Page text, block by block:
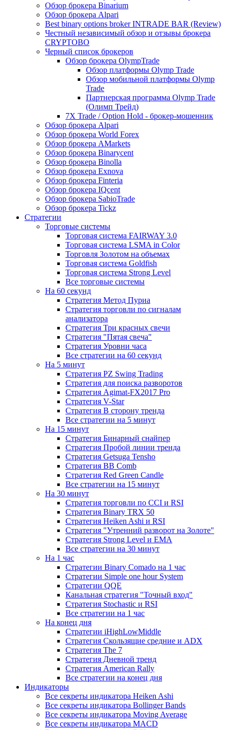
Обзор брокера Binarium
Обзор брокера Alpari
Best binary options broker INTRADE BAR (Review)
Честный независимый обзор и отзывы брокера
CRYPTOBO
Черный список брокеров
Обзор брокера OlympTrade
Обзор платформы Olymp Trade
Обзор мобильной платформы Olymp
Trade
Партнерская программа Olymp Trade
(Олимп Трейд)
7X Trade / Option Hold - брокер-мошенник
Обзор брокера Alpari
Обзор брокера World Forex
Обзор брокера AMarkets
Обзор брокера Binarycent
Обзор брокера Binolla
Обзор брокера Exnova
Обзор брокера Finteria
Обзор брокера IQcent
Обзор брокера SabioTrade
Обзор брокера Tickz
Стратегии
Торговые системы
Торговая система FAIRWAY 3.0
Торговая система LSMA in Color
Торговля Золотом на объемах
Торговая система Goldfish
Торговая система Strong Level
Все торговые системы
На 60 секунд
Стратегия Метод Пуриа
Стратегия торговли по сигналам
анализатора
Стратегия Три красных свечи
Стратегия "Пятая свеча"
Стратегия Уровни часа
Все стратегии на 60 секунд
На 5 минут
Стратегия PZ Swing Trading
Стратегия для поиска разворотов
Стратегия Agimat-FX2017 Pro
Стратегия V-Star
Стратегия В сторону тренда
Все стратегии на 5 минут
На 15 минут
Стратегия Бинарный снайпер
Стратегия Пробой линии тренда
Стратегия Getsuga Tensho
Стратегия ВВ Comb
Стратегия Red Green Candle
Все стратегии на 15 минут
На 30 минут
Стратегия торговли по CCI и RSI
Стратегия Binary TRX 50
Стратегия Heiken Ashi и RSI
Стратегия "Утренний разворот на Золоте"
Стратегия Strong Level и EMA
Все стратегии на 30 минут
На 1 час
Стратегии Binary Comado на 1 час
Стратегии Simple one hour System
Стратегии QQE
Канальная стратегия "Точный вход"
Стратегия Stochastic и RSI
Все стратегии на 1 час
На конец дня
Стратегии iHighLowMiddle
Стратегия Скользящие средние и ADX
Стратегия The 7
Стратегия Дневной тренд
Стратегия American Rally
Все стратегии на конец дня
Индикаторы
Все секреты индикатора Heiken Ashi
Все секреты индикатора Bollinger Bands
Все секреты индикатора Moving Average
Все секреты индикатора MACD